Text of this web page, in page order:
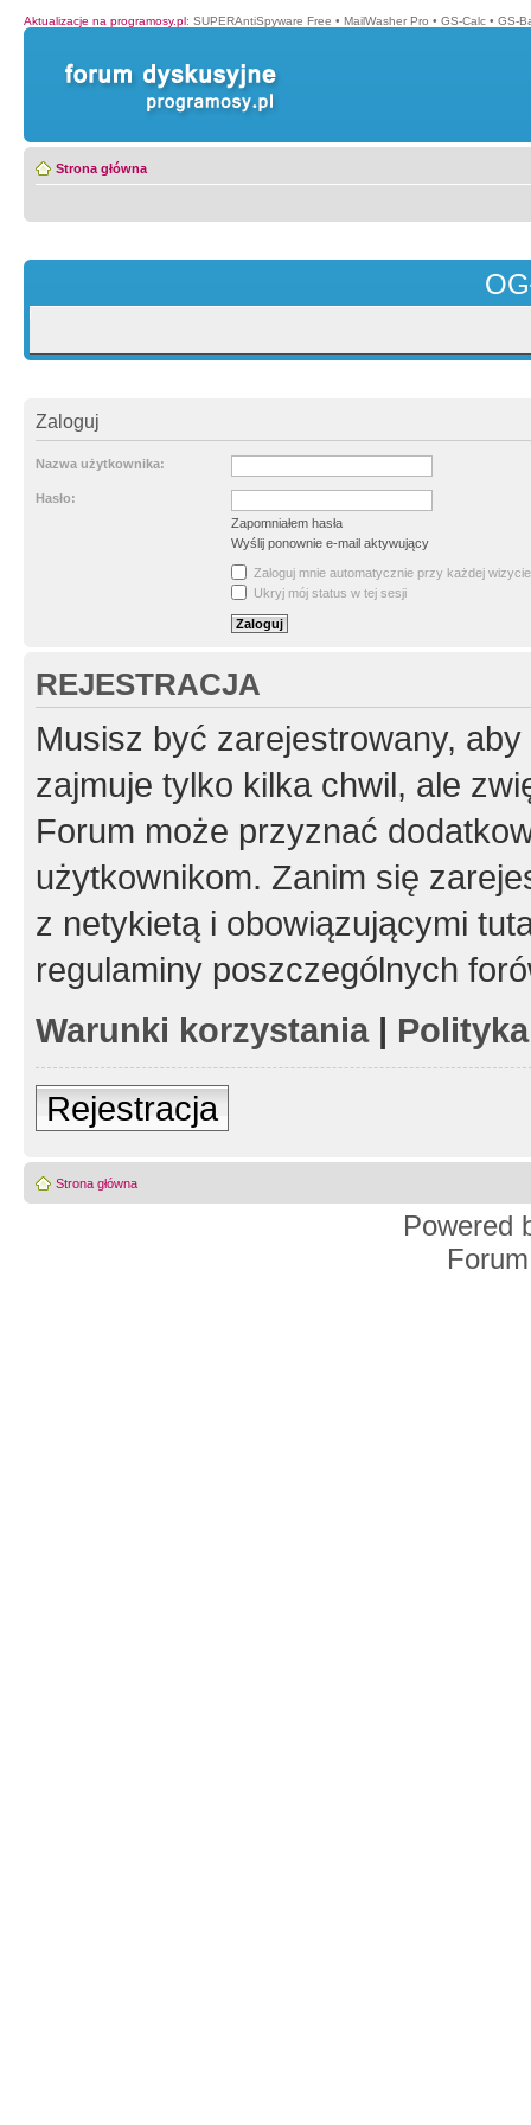
Aktualizacje na programosy.pl: SUPERAntiSpyware Free • MailWasher Pro • GS-Calc • GS-
Strona główna
Zaloguj
Nazwa użytkownika:
Hasło:
Zapomniałem hasła
Wyślij ponownie e-mail aktywujący
Zaloguj mnie automatycznie przy każdej wizycie
Ukryj mój status w tej sesji
REJESTRACJA
Musisz być zarejestrowany,
zajmuje tylko kilka chwil, ale
Forum może przyznać
użytkownikom. Zanim się
z netykietą i obowiązującymi
regulaminy poszczególnych
Warunki korzystania|
Rejestracja
Strona główna
Powered